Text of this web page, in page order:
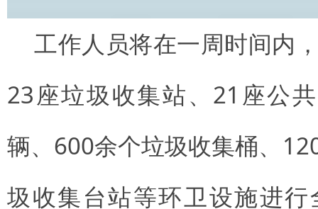
工作人员将在一周时间内
23座垃圾收集站、21座公
辆、600余个垃圾收集桶、
圾收集台站等环卫设施进